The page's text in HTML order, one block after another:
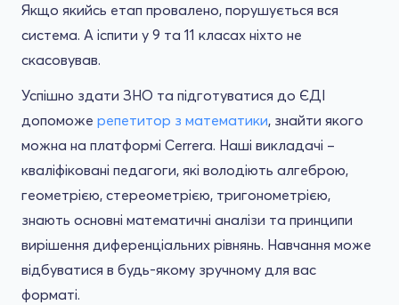
Якщо якийсь етап провалено, порушується вся
система. А іспити у 9 та 11 класах ніхто не
скасовував.
Успішно здати ЗНО та підготуватися до ЄДІ
допоможе репетитор з математики, знайти якого
можна на платформі Cerrera. Наші викладачі –
кваліфіковані педагоги, які володіють алгеброю,
геометрією, стереометрією, тригонометрією,
знають основні математичні аналізи та принципи
вирішення диференціальних рівнянь. Навчання може
відбуватися в будь-якому зручному для вас
форматі.